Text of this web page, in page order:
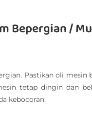
Bepergian /
Pastikan oli mesin
tetap dingin dan
kebocoran.